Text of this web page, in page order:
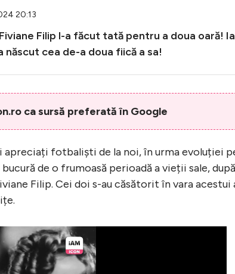
20:13
Filip l-a făcut tată pentru a doua oară!
cea de-a doua fiică a sa!
ca sursă preferată în Google
apreciați fotbaliști de la noi, în urma evoluției
de o frumoasă perioadă a vieții sale, după
Filip. Cei doi s-au căsătorit în vara acestui